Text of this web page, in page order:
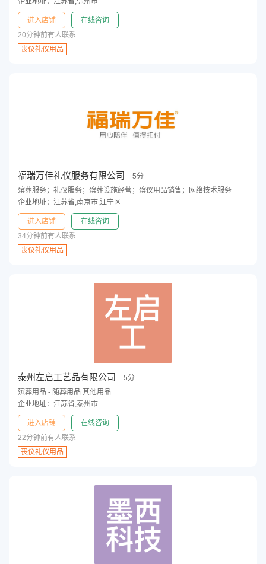
进入店铺
在线咨询
20分钟前有人联系
丧仪礼仪用品
福瑞万佳礼仪服务有限公司
5分
殡葬服务；礼仪服务；殡葬设施经营；殡仪用品销售；网络技术服务
企业地址：江苏省,南京市,江宁区
进入店铺
在线咨询
34分钟前有人联系
丧仪礼仪用品
泰州左启工艺品有限公司
5分
殡葬用品 - 随葬用品 其他用品
企业地址：江苏省,泰州市
进入店铺
在线咨询
22分钟前有人联系
丧仪礼仪用品